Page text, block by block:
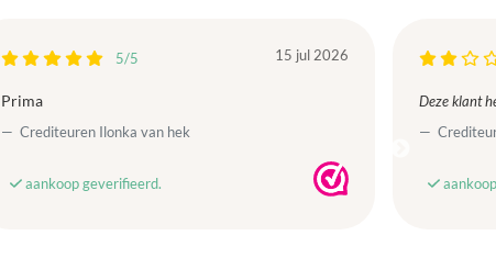
5/5 15 jul 2026
Prima
Crediteuren Ilonka van hek
aankoop geverifieerd.
Deze klant